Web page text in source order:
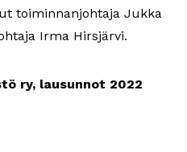
toiminnanjohtaja Jukka
Irma Hirsjärvi.
ry, lausunnot 2022